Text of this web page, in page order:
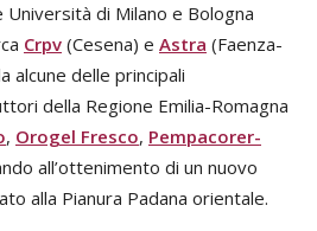
di Milano e Bologna
Crpv (Cesena) e Astra (Faenza-
alcune delle principali
della Regione Emilia-Romagna
, Orogel Fresco, Pempacorer-
all’ottenimento di un nuovo
alla Pianura Padana orientale.